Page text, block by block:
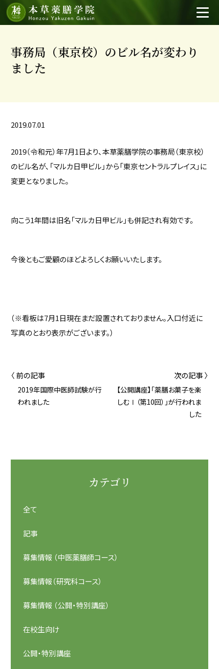
事務局（東京校）のビル名が変わり
ました
2019.07.01
2019（令和元）年7月1日より、本草薬膳学院の事務局（東京校）
のビル名が、「マルカ日甲ビル」から「東京セントラルプレイス」に
変更となりました。
向こう1年間は旧名「マルカ日甲ビル」も併記され有効です。
今後ともご愛顧のほどよろしくお願いいたします。
（※看板は7月1日現在まだ設置されておりません。入口付近に
写真のとおり表示がございます。）
〈 前の記事
2019年国際中医師試験が行
われました
次の記事 〉
【公開講座】「薬膳お菓子を楽
しむⅠ（第10回）」が行われま
した
カテゴリ
全て
記事
募集情報 （中医薬膳師コース）
募集情報（研究科コース）
募集情報 （公開・特別講座）
在校生向け
公開・特別講座